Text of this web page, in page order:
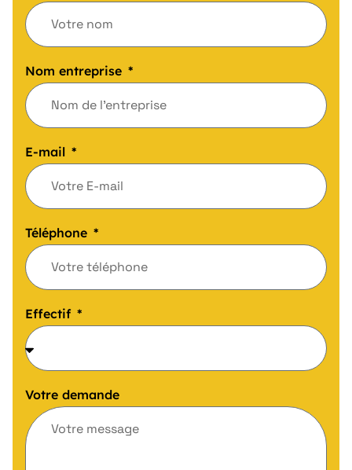
Nom entreprise
E-mail
Téléphone
Effectif
Votre demande